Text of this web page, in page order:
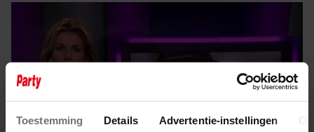
Toestemming Details Advertentie-instellingen